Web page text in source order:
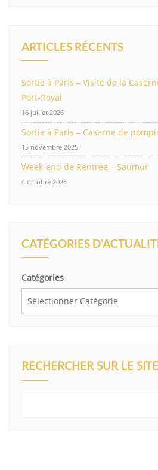
ARTICLES RÉCENTS
Sortie à Paris – Visite de la
Port-Royal
16 juillet 2026
Sortie à Paris – Caserne de
15 novembre 2025
Week-end de Rentrée – Saumur
4 octobre 2025
CATÉGORIES
Catégories
RECHERCHER SUR LE SITE